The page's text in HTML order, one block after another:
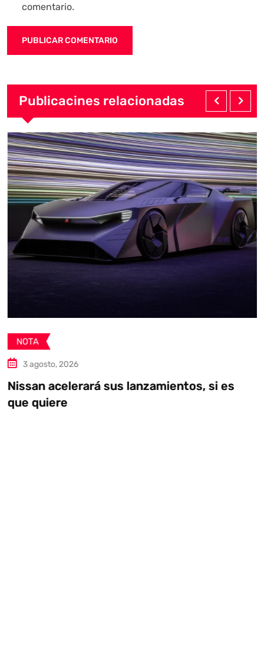
comentario.
Publicacines relacionadas
NOTA
3 agosto, 2026
Nissan acelerará sus lanzamientos, si es
que quiere